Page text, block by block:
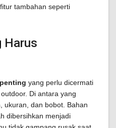
tambahan seperti
Harus
yang perlu dicermati
Di antara yang
ukuran, dan bobot. Bahan
dibersihkan menjadi